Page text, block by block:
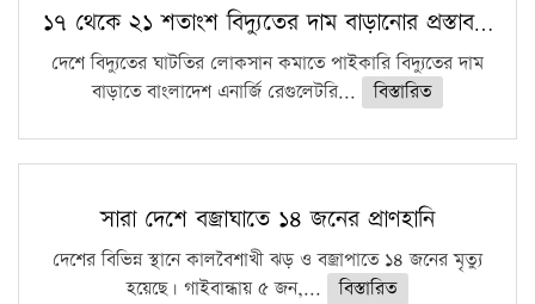
১৭ থেকে ২১ শতাংশ বিদ্যুতের দাম বাড়ানোর প্রস্তাব…
দেশে বিদ্যুতের ঘাটতির লোকসান কমাতে পাইকারি বিদ্যুতের দাম
বাড়াতে বাংলাদেশ এনার্জি রেগুলেটরি...
বিস্তারিত
সারা দেশে বজ্রাঘাতে ১৪ জনের প্রাণহানি
দেশের বিভিন্ন স্থানে কালবৈশাখী ঝড় ও বজ্রাপাতে ১৪ জনের মৃত্যু
হয়েছে। গাইবান্ধায় ৫ জন,...
বিস্তারিত